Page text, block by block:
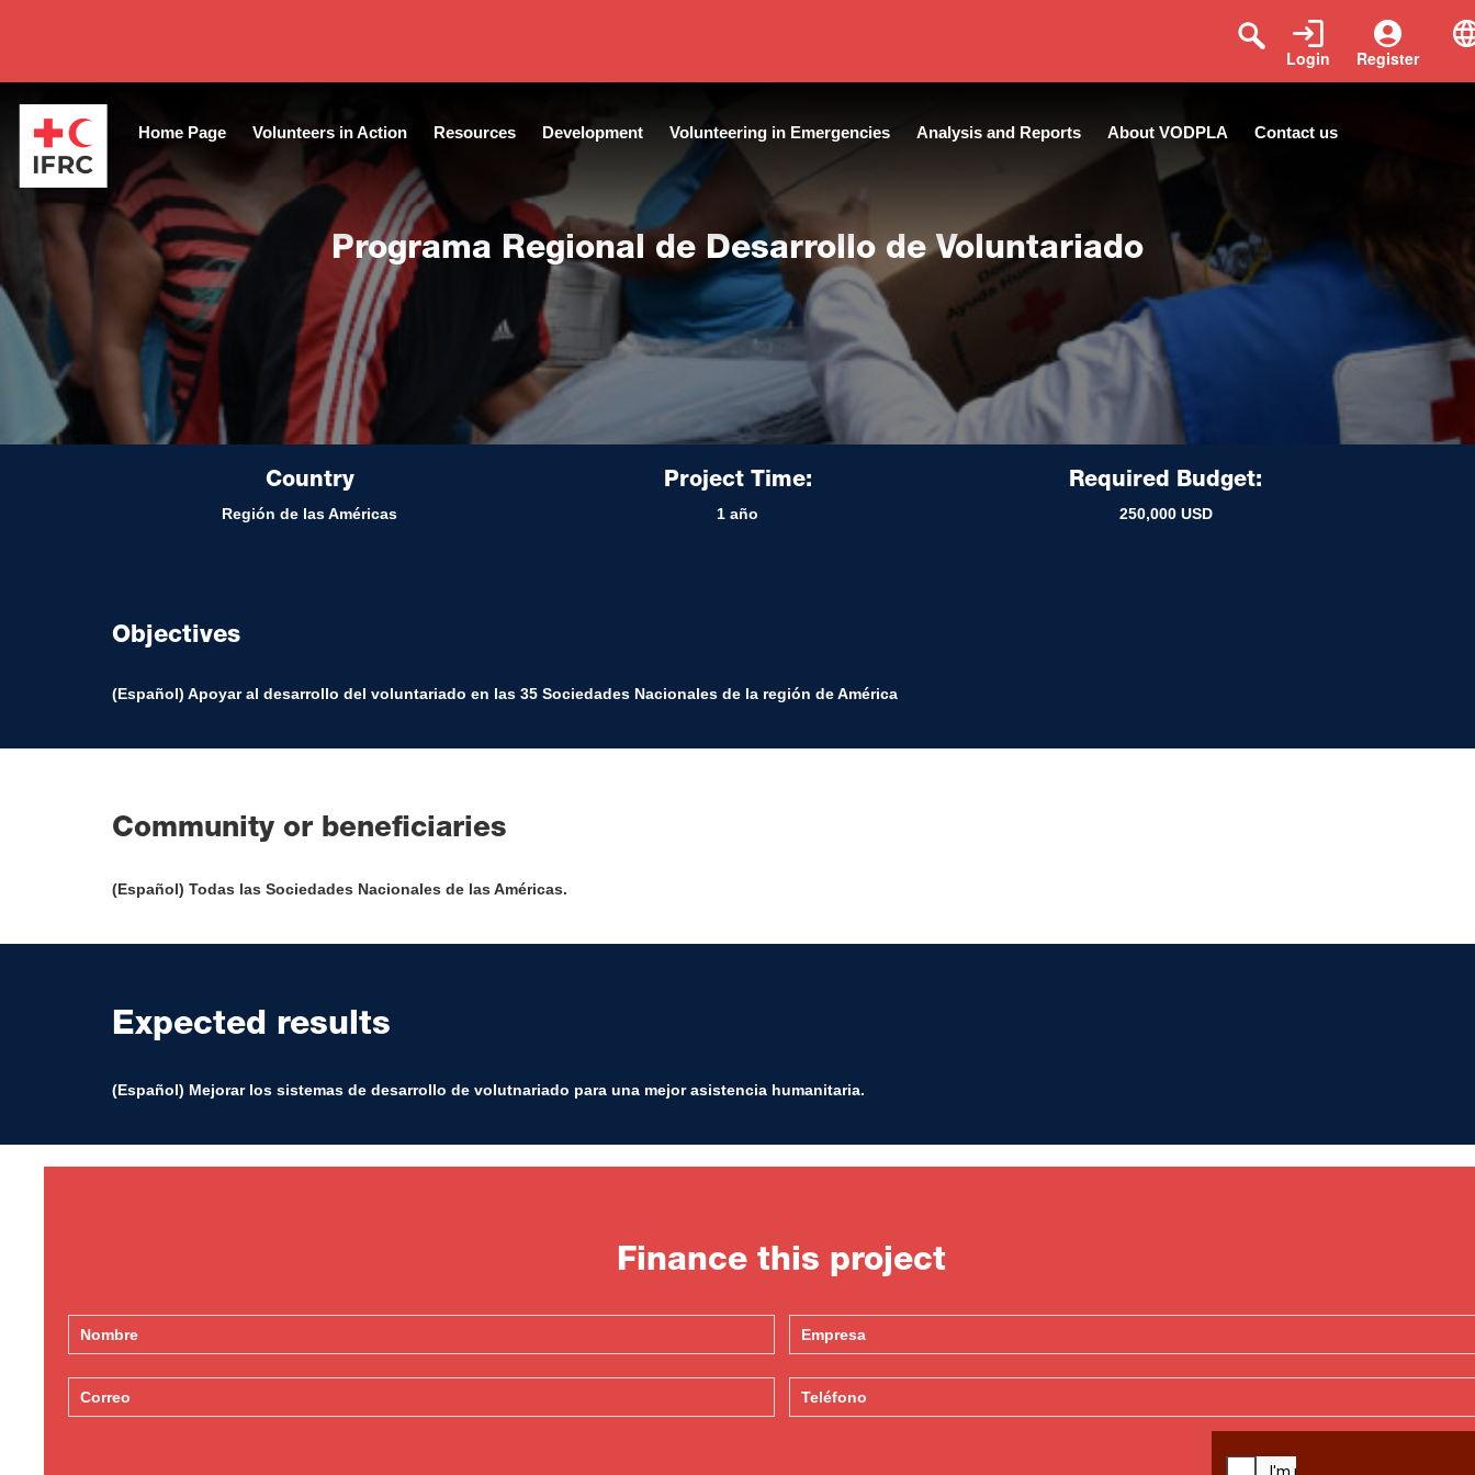
Register
Login
Home Page Volunteers in Action Resources Development Volunteering in Emergencies Analysis and Reports About VODPLA Contact us
Programa Regional de Desarrollo de Voluntariado
Country
Región de las Américas
Project Time:
1 año
Required Budget:
250,000 USD
Objectives
(Español) Apoyar al desarrollo del voluntariado en las 35 Sociedades Nacionales de la región de América
Community or beneficiaries
(Español) Todas las Sociedades Nacionales de las Américas.
Expected results
(Español) Mejorar los sistemas de desarrollo de volutnariado para una mejor asistencia humanitaria.
Finance this project